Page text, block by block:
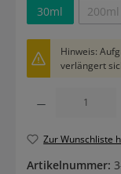
30ml 200ml
Hinweis:
verlängert
Produkt Anzahl: Gib
Zur Wunschliste
Artikelnummer: